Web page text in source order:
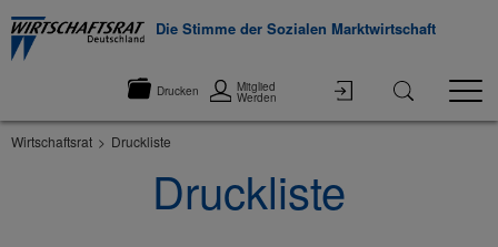
Die Stimme der Sozialen Marktwirtschaft
Drucken Mitglied
Werden
Wirtschaftsrat Druckliste
Druckliste